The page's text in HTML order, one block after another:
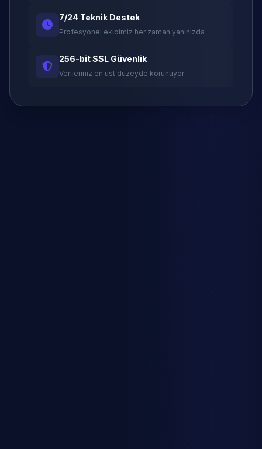
7/24 Teknik Destek
Profesyonel ekibimiz her zaman yanınızda
256-bit SSL Güvenlik
Verileriniz en üst düzeyde korunuyor